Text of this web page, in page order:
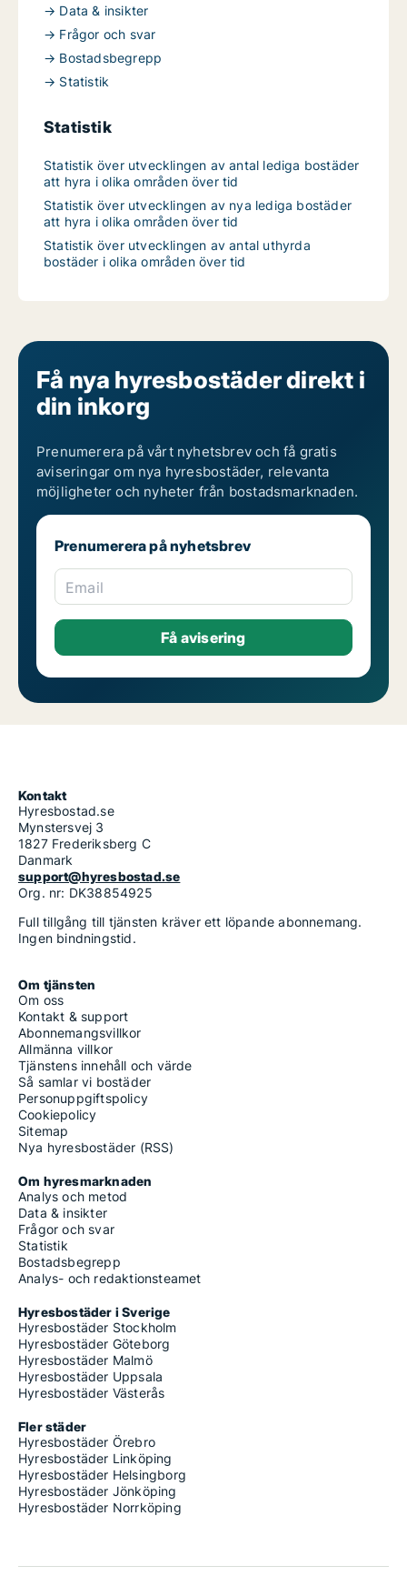
→ Data & insikter
→ Frågor och svar
→ Bostadsbegrepp
→ Statistik
Statistik
Statistik över utvecklingen av antal lediga bostäder
att hyra i olika områden över tid
Statistik över utvecklingen av nya lediga bostäder
att hyra i olika områden över tid
Statistik över utvecklingen av antal uthyrda
bostäder i olika områden över tid
Få nya hyresbostäder direkt i
din inkorg
Prenumerera på vårt nyhetsbrev och få gratis
aviseringar om nya hyresbostäder, relevanta
möjligheter och nyheter från bostadsmarknaden.
Prenumerera på nyhetsbrev
Email
Kontakt
Hyresbostad.se
Mynstersvej 3
1827 Frederiksberg C
Danmark
support@hyresbostad.se
Org. nr: DK38854925
Full tillgång till tjänsten kräver ett löpande abonnemang.
Ingen bindningstid.
Om tjänsten
Om oss
Kontakt & support
Abonnemangsvillkor
Allmänna villkor
Tjänstens innehåll och värde
Så samlar vi bostäder
Personuppgiftspolicy
Cookiepolicy
Sitemap
Nya hyresbostäder (RSS)
Om hyresmarknaden
Analys och metod
Data & insikter
Frågor och svar
Statistik
Bostadsbegrepp
Analys- och redaktionsteamet
Hyresbostäder i Sverige
Hyresbostäder Stockholm
Hyresbostäder Göteborg
Hyresbostäder Malmö
Hyresbostäder Uppsala
Hyresbostäder Västerås
Fler städer
Hyresbostäder Örebro
Hyresbostäder Linköping
Hyresbostäder Helsingborg
Hyresbostäder Jönköping
Hyresbostäder Norrköping